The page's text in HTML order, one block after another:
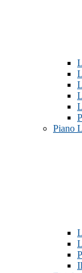
Piano